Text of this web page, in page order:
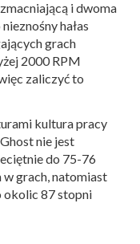
i dwoma
hałas
grach
2000 RPM
zaliczyć to
kultura pracy
nie jest
do 75-76
w grach, natomiast
okolic 87 stopni